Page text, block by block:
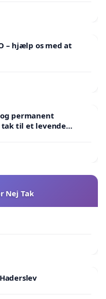
– hjælp os med at
permanent
tak til et levende
Nej Tak